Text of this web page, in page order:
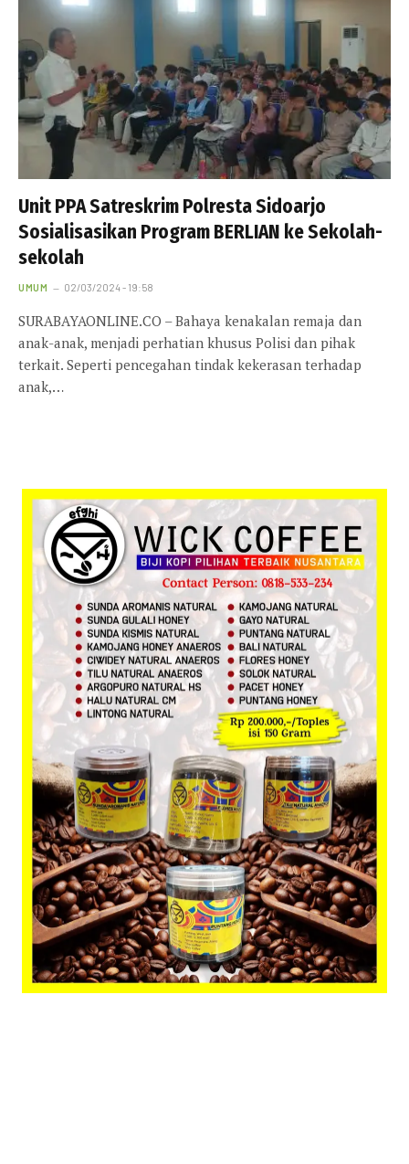
Unit PPA Satreskrim Polresta Sidoarjo
Sosialisasikan Program BERLIAN ke Sekolah-
sekolah
UMUM 02/03/2024 - 19:58
SURABAYAONLINE.CO – Bahaya kenakalan remaja dan
anak-anak, menjadi perhatian khusus Polisi dan pihak
terkait. Seperti pencegahan tindak kekerasan terhadap
anak,…